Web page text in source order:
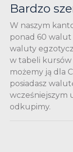
Bardzo
W naszym
ponad 60 walut
waluty
w tabeli kursów
możemy ją dla
posiadasz
wcześniejszym
odkupimy.